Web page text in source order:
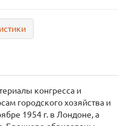
конгресса и
городского хозяйства и
1954 г. в Лондоне, а